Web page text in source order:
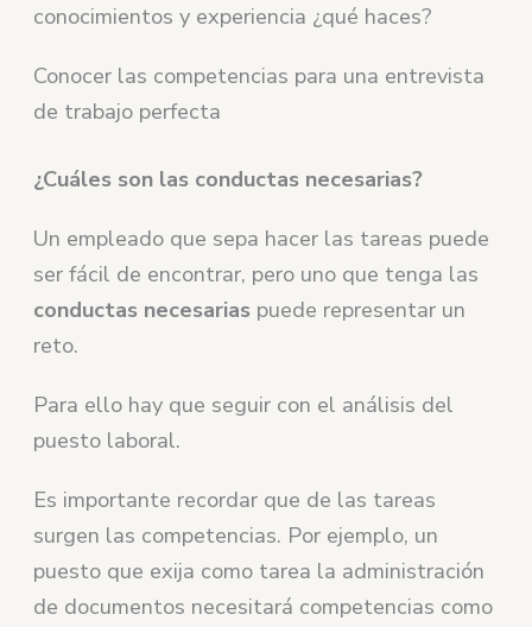
conocimientos y experiencia ¿qué haces?
Conocer las competencias para una entrevista
de trabajo perfecta
¿Cuáles son las conductas necesarias?
Un empleado que sepa hacer las tareas puede
ser fácil de encontrar, pero uno que tenga las
conductas necesarias puede representar un
reto.
Para ello hay que seguir con el análisis del
puesto laboral.
Es importante recordar que de las tareas
surgen las competencias. Por ejemplo, un
puesto que exija como tarea la administración
de documentos necesitará competencias como